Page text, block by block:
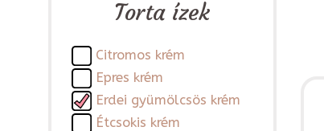
Torta ízek
Citromos krém
Epres krém
Erdei gyümölcsös krém
Étcsokis krém